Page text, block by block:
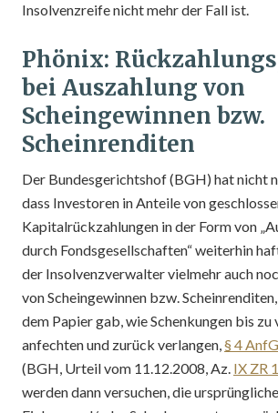
Insolvenzreife nicht mehr der Fall ist.
Phönix:
bei Auszahlung von
Scheingewinnen bzw.
Scheinrenditen
Der Bundesgerichtshof (BGH) hat nicht
dass Investoren in Anteile von
Kapitalrückzahlungen in der Form von
durch Fondsgesellschaften“ weiterhin
der Insolvenzverwalter vielmehr auch
von Scheingewinnen bzw.
dem Papier gab, wie Schenkungen bis zu
anfechten und zurück verlangen,§ 4 AnfG
(BGH, Urteil vom 11.12.2008, Az. IX ZR
werden dann versuchen, die